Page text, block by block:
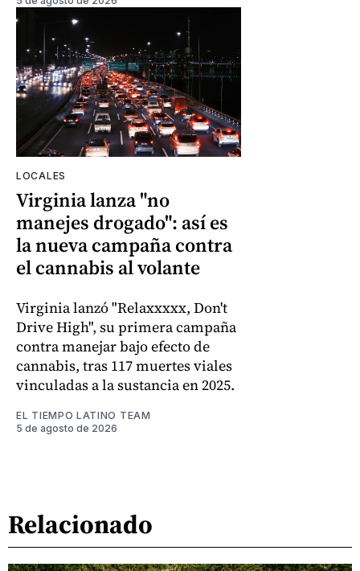
LOCALES
Virginia lanza "no
manejes drogado": así es
la nueva campaña contra
el cannabis al volante
Virginia lanzó "Relaxxxxx, Don't
Drive High", su primera campaña
contra manejar bajo efecto de
cannabis, tras 117 muertes viales
vinculadas a la sustancia en 2025.
EL TIEMPO LATINO TEAM
5 de agosto de 2026
Relacionado